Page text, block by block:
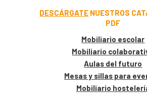
DESCÁRGATE NUESTROS
PDF
Mobiliario escolar
Mobiliario
Aulas del futuro
Mesas y sillas para
Mobiliario